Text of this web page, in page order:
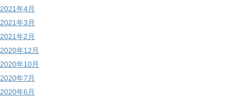
2021年4月
2021年3月
2021年2月
2020年12月
2020年10月
2020年7月
2020年6月